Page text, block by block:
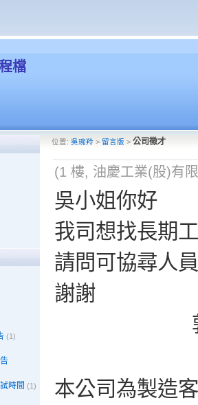
檔
(1)
時間 (1)
位置: 吳琬羚 > 留言版 > 公司徵才
(1 樓, 油慶工業(股)有
吳小姐你好
我司想找長期
請問可協尋人
謝謝
郭芳
本公司為製造